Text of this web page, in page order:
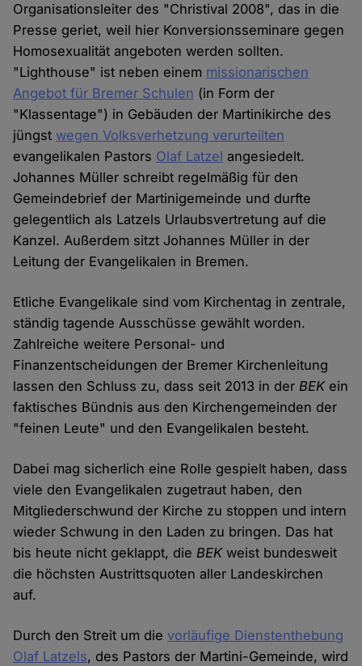
Organisationsleiter des "Christival 2008", das in die
Presse geriet, weil hier Konversionsseminare gegen
Homosexualität angeboten werden sollten.
"Lighthouse" ist neben einem missionarischen
Angebot für Bremer Schulen (in Form der
"Klassentage") in Gebäuden der Martinikirche des
jüngst wegen Volksverhetzung verurteilten
evangelikalen Pastors Olaf Latzel angesiedelt.
Johannes Müller schreibt regelmäßig für den
Gemeindebrief der Martinigemeinde und durfte
gelegentlich als Latzels Urlaubsvertretung auf die
Kanzel. Außerdem sitzt Johannes Müller in der
Leitung der Evangelikalen in Bremen.
Etliche Evangelikale sind vom Kirchentag in zentrale,
ständig tagende Ausschüsse gewählt worden.
Zahlreiche weitere Personal- und
Finanzentscheidungen der Bremer Kirchenleitung
lassen den Schluss zu, dass seit 2013 in derBEKein
faktisches Bündnis aus den Kirchengemeinden der
"feinen Leute" und den Evangelikalen besteht.
Dabei mag sicherlich eine Rolle gespielt haben, dass
viele den Evangelikalen zugetraut haben, den
Mitgliederschwund der Kirche zu stoppen und intern
wieder Schwung in den Laden zu bringen. Das hat
bis heute nicht geklappt, dieBEKweist bundesweit
die höchsten Austrittsquoten aller Landeskirchen
auf.
Durch den Streit um dievorläufige Dienstenthebung
Olaf Latzels, des Pastors der Martini-Gemeinde, wird